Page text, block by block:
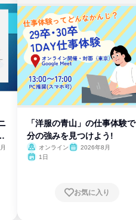
「洋服の青山」の仕事体験
分の強みを見つけよう!
オンライン
2026年8月
1日
お気に入り